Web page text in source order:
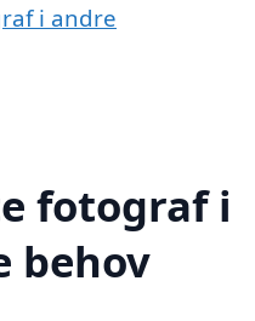
i andre
fotograf i
behov